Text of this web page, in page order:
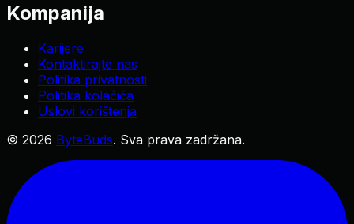
Kompanija
Karijere
Kontaktirajte nas
Politika privatnosti
Politika kolačića
Uslovi korištenja
© 2026 ByteBuds. Sva prava zadržana.